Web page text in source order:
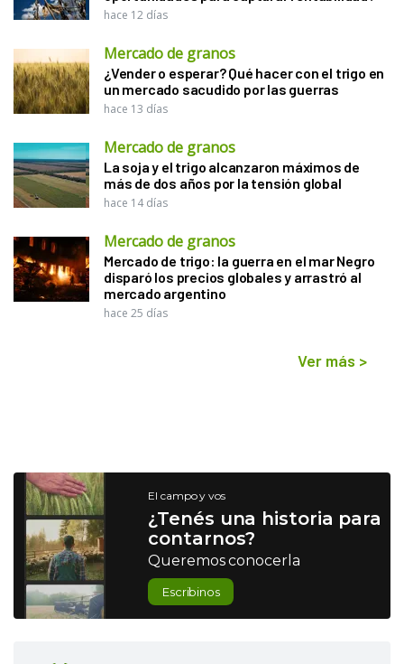
hace 12 días
Mercado de granos
¿Vender o esperar? Qué hacer con el trigo en
un mercado sacudido por las guerras
hace 13 días
Mercado de granos
La soja y el trigo alcanzaron máximos de
más de dos años por la tensión global
hace 14 días
Mercado de granos
Mercado de trigo: la guerra en el mar Negro
disparó los precios globales y arrastró al
mercado argentino
hace 25 días
Ver más >
El campo y vos
¿Tenés una historia para
contarnos?
Queremos conocerla
Escribinos